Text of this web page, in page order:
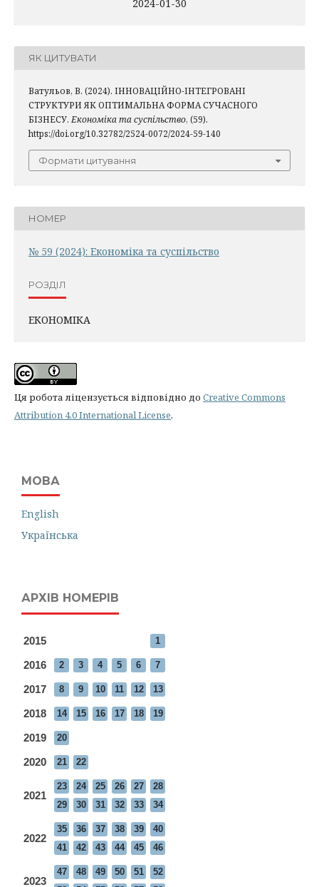
2024-01-30
ЯК ЦИТУВАТИ
Ватульов, В. (2024). ІННОВАЦІЙНО-ІНТЕГРОВАНІ
СТРУКТУРИ ЯК ОПТИМАЛЬНА ФОРМА СУЧАСНОГО
БІЗНЕСУ. Економіка та суспільство, (59).
https://doi.org/10.32782/2524-0072/2024-59-140
Формати цитування
НОМЕР
№ 59 (2024): Економіка та суспільство
РОЗДІЛ
ЕКОНОМІКА
Ця робота ліцензується відповідно до Creative Commons
Attribution 4.0 International License.
МОВА
English
Українська
АРХІВ НОМЕРІВ
2015 1
2016 2 3 4 5 6 7
2017 8 9 10 11 12 13
2018 14 15 16 17 18 19
2019 20
2020 21 22
2021
23 24 25 26 27
28
29
30 31 32 33 34
2022
35 36 37 38 39
40
41
42 43 44 45 46
2023
47 48 49 50 51
52